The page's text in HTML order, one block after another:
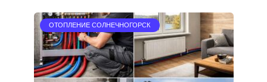
ОТОПЛЕНИЕ СОЛНЕЧНОГОРСК